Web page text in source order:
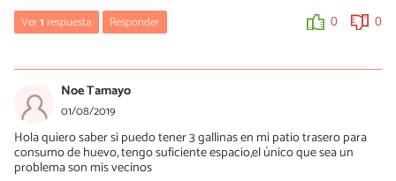
Ver1respuesta Responder 0 0
30/05/2022
Hola Osvaldo, Yo soy de Buenos Aires Provincia, se considera 4
metros cuadrados por gallina, por lo tanto en tu lote podrías
tener hasta 55 gallinas, si son menos seran mas felices y gastaras
menos en alimento, ya que podran obtener mas alimento de la
tierra.
Noe Tamayo
01/08/2019
Hola quiero saber si puedo tener 3 gallinas en mi patio trasero para
consumo de huevo, tengo suficiente espacio,el único que sea un
problema son mis vecinos